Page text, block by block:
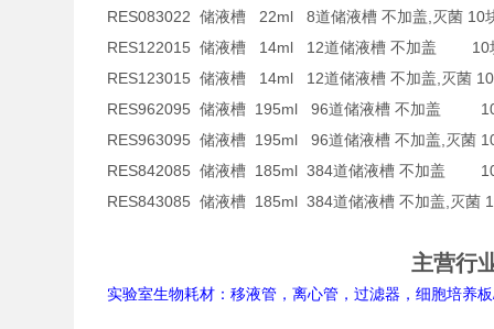
RES083022 储液槽 22ml 8道储液槽 不加盖,灭菌
RES122015 储液槽 14ml 12道储液槽 不加盖 10
RES123015 储液槽 14ml 12道储液槽 不加盖,灭菌
RES962095 储液槽 195ml 96道储液槽 不加盖
RES963095 储液槽 195ml 96道储液槽 不加盖,灭菌
RES842085 储液槽 185ml 384道储液槽 不加盖
RES843085 储液槽 185ml 384道储液槽 不加盖,灭菌
主营行
实验室生物耗材：移液管，离心管，过滤器，细胞培养